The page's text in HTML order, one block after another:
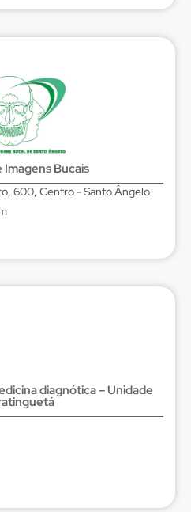
Bucais
600, Centro - Santo Ângelo
diagnótica – Unidade